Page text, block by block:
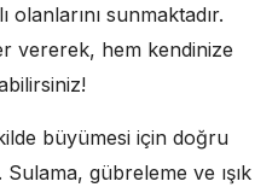
sunmaktadır.
vererek, hem kendinize
büyümesi için doğru
gübreleme ve ışık